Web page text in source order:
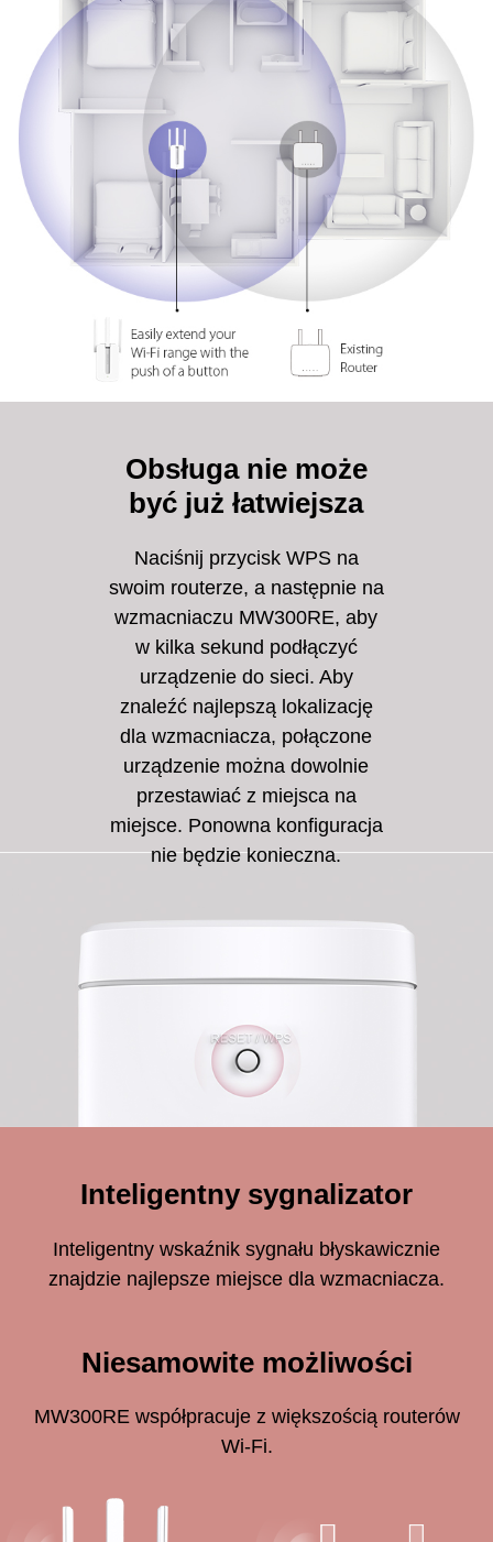
Obsługa nie może
być już łatwiejsza
Naciśnij przycisk WPS na
swoim routerze, a następnie na
wzmacniaczu MW300RE, aby
w kilka sekund podłączyć
urządzenie do sieci. Aby
znaleźć najlepszą lokalizację
dla wzmacniacza, połączone
urządzenie można dowolnie
przestawiać z miejsca na
miejsce. Ponowna konfiguracja
nie będzie konieczna.
Inteligentny sygnalizator
Inteligentny wskaźnik sygnału błyskawicznie
znajdzie najlepsze miejsce dla wzmacniacza.
Niesamowite możliwości
MW300RE współpracuje z większością routerów
Wi-Fi.